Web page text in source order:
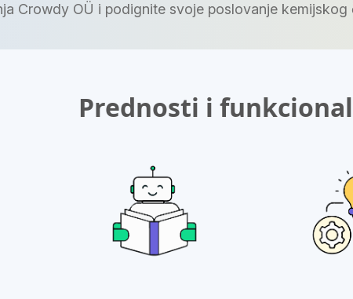
Crowdy OÜ i podignite svoje poslovanje
Prednosti i